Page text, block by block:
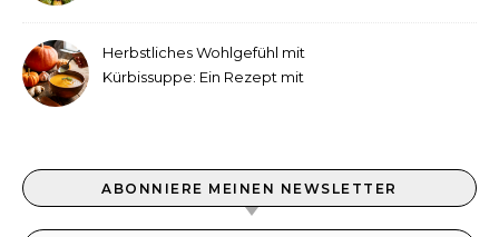
Herbstliches Wohlgefühl mit
Kürbissuppe: Ein Rezept mit
ABONNIERE MEINEN NEWSLETTER